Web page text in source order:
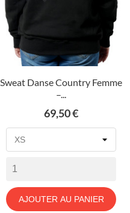
Sweat Danse Country Femme
–...
Prix
69,50 €
AJOUTER AU PANIER